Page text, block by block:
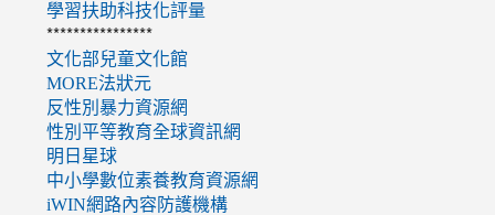
學習扶助科技化評量
****************
文化部兒童文化館
MORE法狀元
反性別暴力資源網
性別平等教育全球資訊網
明日星球
中小學數位素養教育資源網
iWIN網路內容防護機構